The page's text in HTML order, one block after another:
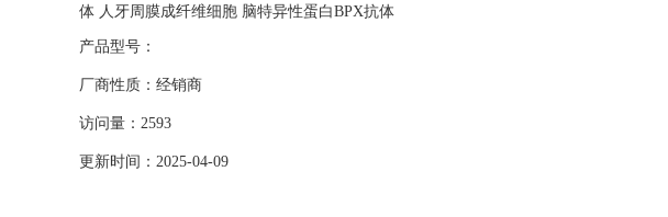
体 人牙周膜成纤维细胞 脑特异性蛋白BPX抗体
产品型号：
厂商性质：经销商
访问量：2593
更新时间：2025-04-09